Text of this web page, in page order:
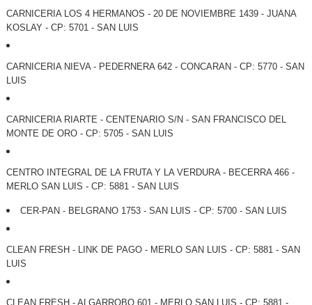
CARNICERIA LOS 4 HERMANOS - 20 DE NOVIEMBRE 1439 - JUANA
KOSLAY - CP: 5701 - SAN LUIS
CARNICERIA NIEVA - PEDERNERA 642 - CONCARAN - CP: 5770 - SAN
LUIS
CARNICERIA RIARTE - CENTENARIO S/N - SAN FRANCISCO DEL
MONTE DE ORO - CP: 5705 - SAN LUIS
CENTRO INTEGRAL DE LA FRUTA Y LA VERDURA - BECERRA 466 -
MERLO SAN LUIS - CP: 5881 - SAN LUIS
CER-PAN - BELGRANO 1753 - SAN LUIS - CP: 5700 - SAN LUIS
CLEAN FRESH - LINK DE PAGO - MERLO SAN LUIS - CP: 5881 - SAN
LUIS
CLEAN FRESH - ALGARROBO 601 - MERLO SAN LUIS - CP: 5881 -